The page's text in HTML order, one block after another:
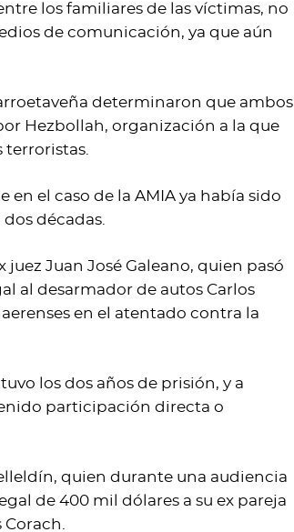
los familiares de las víctimas, no
de comunicación, ya que aún
determinaron que ambos
Hezbollah, organización a la que
terroristas.
el caso de la AMIA ya había sido
décadas.
Juan José Galeano, quien pasó
al desarmador de autos Carlos
en el atentado contra la
los dos años de prisión, y a
participación directa o
quien durante una audiencia
de 400 mil dólares a su ex pareja
Corach.